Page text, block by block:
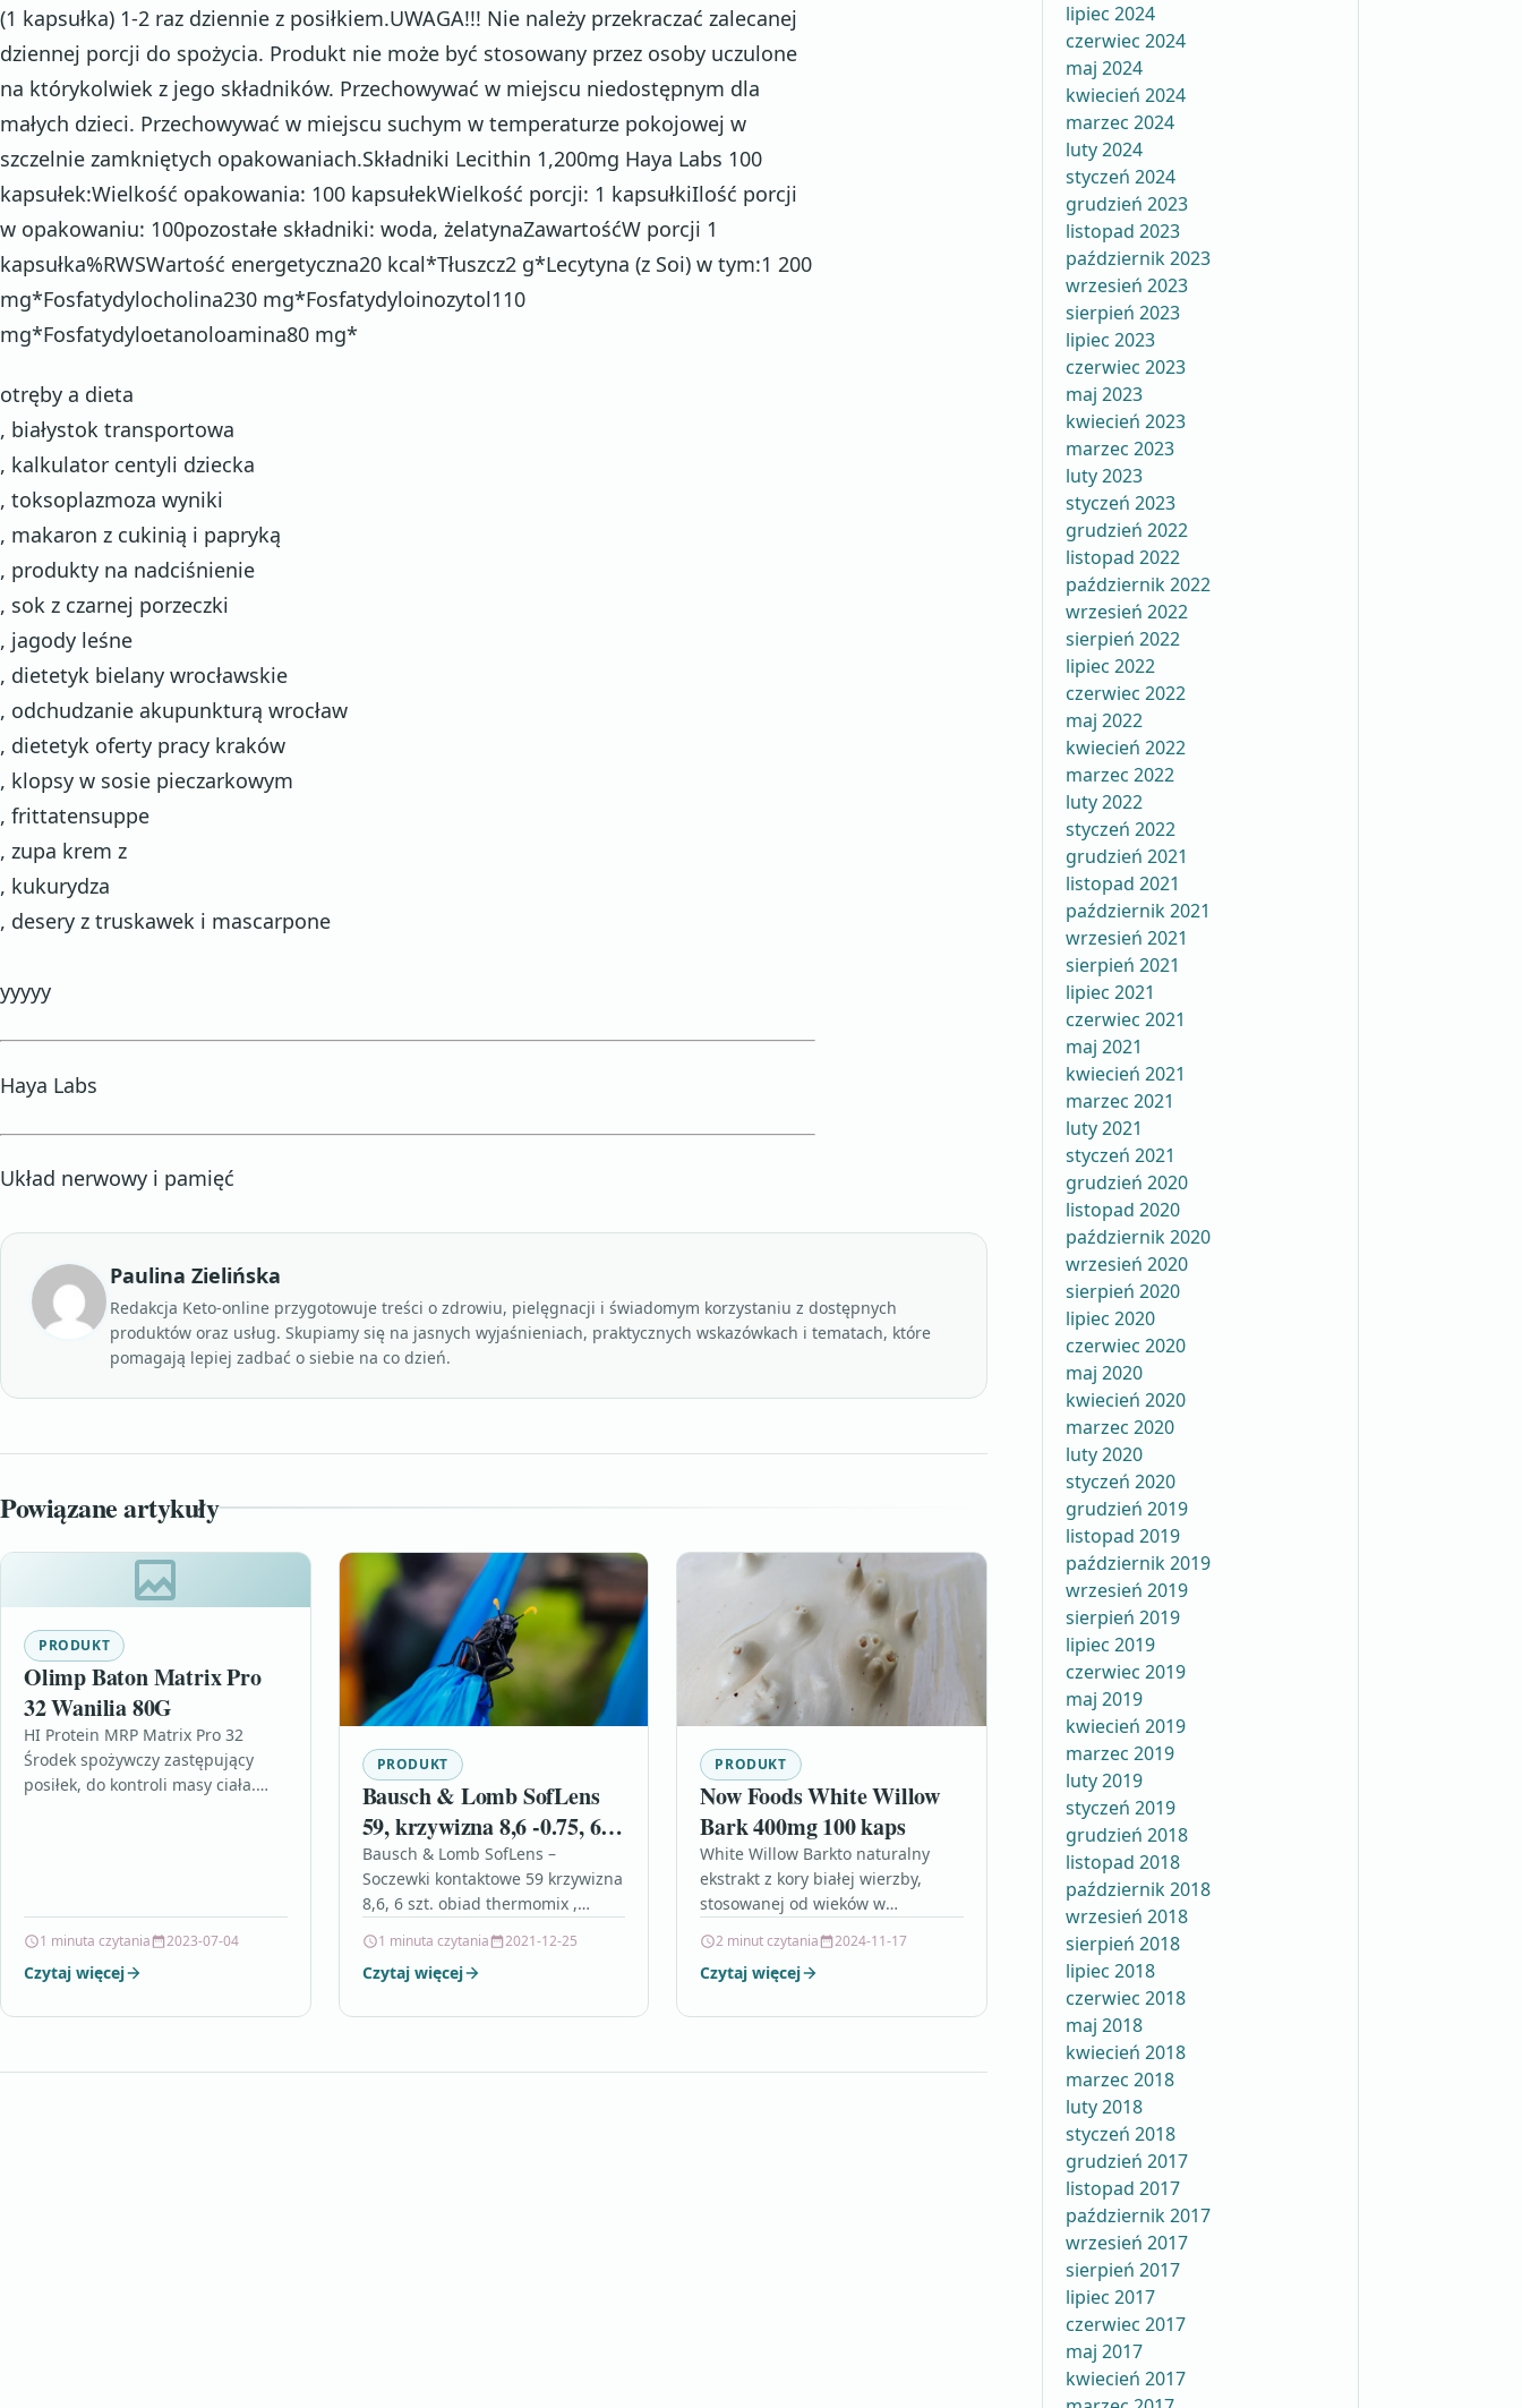
(1 kapsułka) 1-2 raz dziennie z posiłkiem.UWAGA!!! Nie należy przekraczać zalecanej
dziennej porcji do spożycia. Produkt nie może być stosowany przez osoby uczulone
na którykolwiek z jego składników. Przechowywać w miejscu niedostępnym dla
małych dzieci. Przechowywać w miejscu suchym w temperaturze pokojowej w
szczelnie zamkniętych opakowaniach.Składniki Lecithin 1,200mg Haya Labs 100
kapsułek:Wielkość opakowania: 100 kapsułekWielkość porcji: 1 kapsułkiIlość porcji
w opakowaniu: 100pozostałe składniki: woda, żelatynaZawartośćW porcji 1
kapsułka%RWSWartość energetyczna20 kcal*Tłuszcz2 g*Lecytyna (z Soi) w tym:1 200
mg*Fosfatydylocholina230 mg*Fosfatydyloinozytol110
mg*Fosfatydyloetanoloamina80 mg*
otręby a dieta
, białystok transportowa
, kalkulator centyli dziecka
, toksoplazmoza wyniki
, makaron z cukinią i papryką
, produkty na nadciśnienie
, sok z czarnej porzeczki
, jagody leśne
, dietetyk bielany wrocławskie
, odchudzanie akupunkturą wrocław
, dietetyk oferty pracy kraków
, klopsy w sosie pieczarkowym
, frittatensuppe
, zupa krem z
, kukurydza
, desery z truskawek i mascarpone
yyyyy
Haya Labs
Układ nerwowy i pamięć
Paulina Zielińska
Redakcja Keto-online przygotowuje treści o zdrowiu, pielęgnacji i świadomym korzystaniu z dostępnych
produktów oraz usług. Skupiamy się na jasnych wyjaśnieniach, praktycznych wskazówkach i tematach, które
pomagają lepiej zadbać o siebie na co dzień.
Powiązane artykuły
PRODUKT
Olimp Baton Matrix Pro
32 Wanilia 80G
HI Protein MRP Matrix Pro 32
Środek spożywczy zastępujący
posiłek, do kontroli masy ciała.
1 minuta czytania 2023-07-04
Czytaj więcej
PRODUKT
Bausch & Lomb SofLens
59, krzywizna 8,6 -0.75, 6
szt. (7620962231235)
Bausch & Lomb SofLens –
Soczewki kontaktowe 59 krzywizna
8,6, 6 szt. obiad thermomix ,
house polska , obiad…
1 minuta czytania 2021-12-25
Czytaj więcej
PRODUKT
Now Foods White Willow
Bark 400mg 100 kaps
White Willow Barkto naturalny
ekstrakt z kory białej wierzby,
stosowanej od wieków w
środek bezpieczny i pewny w
użyciu, dlatego…
2 minut czytania 2024-11-17
Czytaj więcej
lipiec 2024
czerwiec 2024
maj 2024
kwiecień 2024
marzec 2024
luty 2024
styczeń 2024
grudzień 2023
listopad 2023
październik 2023
wrzesień 2023
sierpień 2023
lipiec 2023
czerwiec 2023
maj 2023
kwiecień 2023
marzec 2023
luty 2023
styczeń 2023
grudzień 2022
listopad 2022
październik 2022
wrzesień 2022
sierpień 2022
lipiec 2022
czerwiec 2022
maj 2022
kwiecień 2022
marzec 2022
luty 2022
styczeń 2022
grudzień 2021
listopad 2021
październik 2021
wrzesień 2021
sierpień 2021
lipiec 2021
czerwiec 2021
maj 2021
kwiecień 2021
marzec 2021
luty 2021
styczeń 2021
grudzień 2020
listopad 2020
październik 2020
wrzesień 2020
sierpień 2020
lipiec 2020
czerwiec 2020
maj 2020
kwiecień 2020
marzec 2020
luty 2020
styczeń 2020
grudzień 2019
listopad 2019
październik 2019
wrzesień 2019
sierpień 2019
lipiec 2019
czerwiec 2019
maj 2019
kwiecień 2019
marzec 2019
luty 2019
styczeń 2019
grudzień 2018
listopad 2018
październik 2018
wrzesień 2018
sierpień 2018
lipiec 2018
czerwiec 2018
maj 2018
kwiecień 2018
marzec 2018
luty 2018
styczeń 2018
grudzień 2017
listopad 2017
październik 2017
wrzesień 2017
sierpień 2017
lipiec 2017
czerwiec 2017
maj 2017
kwiecień 2017